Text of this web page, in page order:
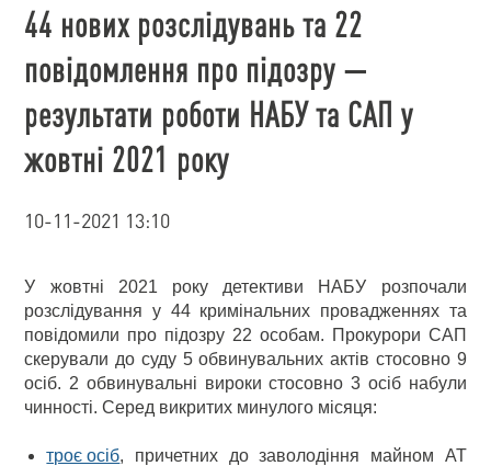
44 нових розслідувань та 22
повідомлення про підозру —
результати роботи НАБУ та САП у
жовтні 2021 року
10-11-2021 13:10
У жовтні 2021 року детективи НАБУ розпочали
розслідування у 44 кримінальних провадженнях та
повідомили про підозру 22 особам. Прокурори САП
скерували до суду 5 обвинувальних актів стосовно 9
осіб. 2 обвинувальні вироки стосовно 3 осіб набули
чинності. Серед викритих минулого місяця:
троє осіб, причетних до заволодіння майном АТ